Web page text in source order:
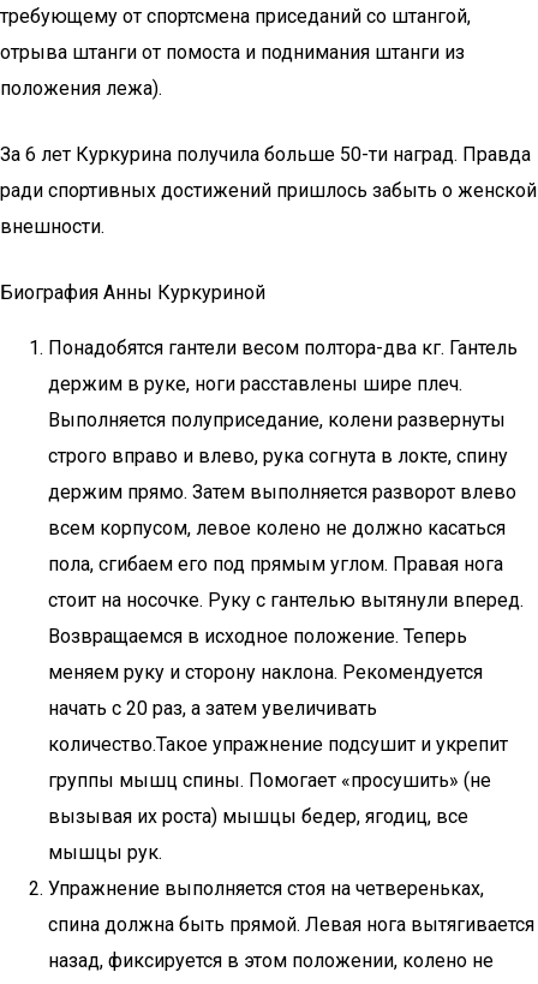
требующему от спортсмена приседаний со штангой,
отрыва штанги от помоста и поднимания штанги из
положения лежа).
За 6 лет Куркурина получила больше 50-ти наград. Правда
ради спортивных достижений пришлось забыть о женской
внешности.
Биография Анны Куркуриной
Понадобятся гантели весом полтора-два кг. Гантель
держим в руке, ноги расставлены шире плеч.
Выполняется полуприседание, колени развернуты
строго вправо и влево, рука согнута в локте, спину
держим прямо. Затем выполняется разворот влево
всем корпусом, левое колено не должно касаться
пола, сгибаем его под прямым углом. Правая нога
стоит на носочке. Руку с гантелью вытянули вперед.
Возвращаемся в исходное положение. Теперь
меняем руку и сторону наклона. Рекомендуется
начать с 20 раз, а затем увеличивать
количество.Такое упражнение подсушит и укрепит
группы мышц спины. Помогает «просушить» (не
вызывая их роста) мышцы бедер, ягодиц, все
мышцы рук.
Упражнение выполняется стоя на четвереньках,
спина должна быть прямой. Левая нога вытягивается
назад, фиксируется в этом положении, колено не